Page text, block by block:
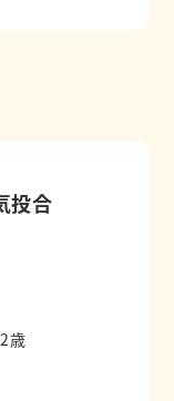
投合
歳